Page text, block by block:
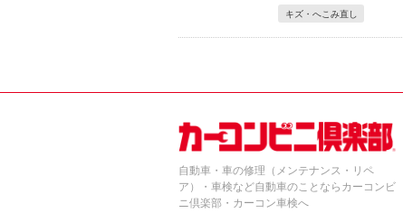
キズ・へこみ直し
自動車・車の修理（メンテナンス・リペ
ア）・車検など自動車のことならカーコンビ
ニ倶楽部・カーコン車検へ